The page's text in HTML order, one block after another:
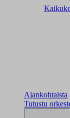
Ajankohtaista
Tutustu